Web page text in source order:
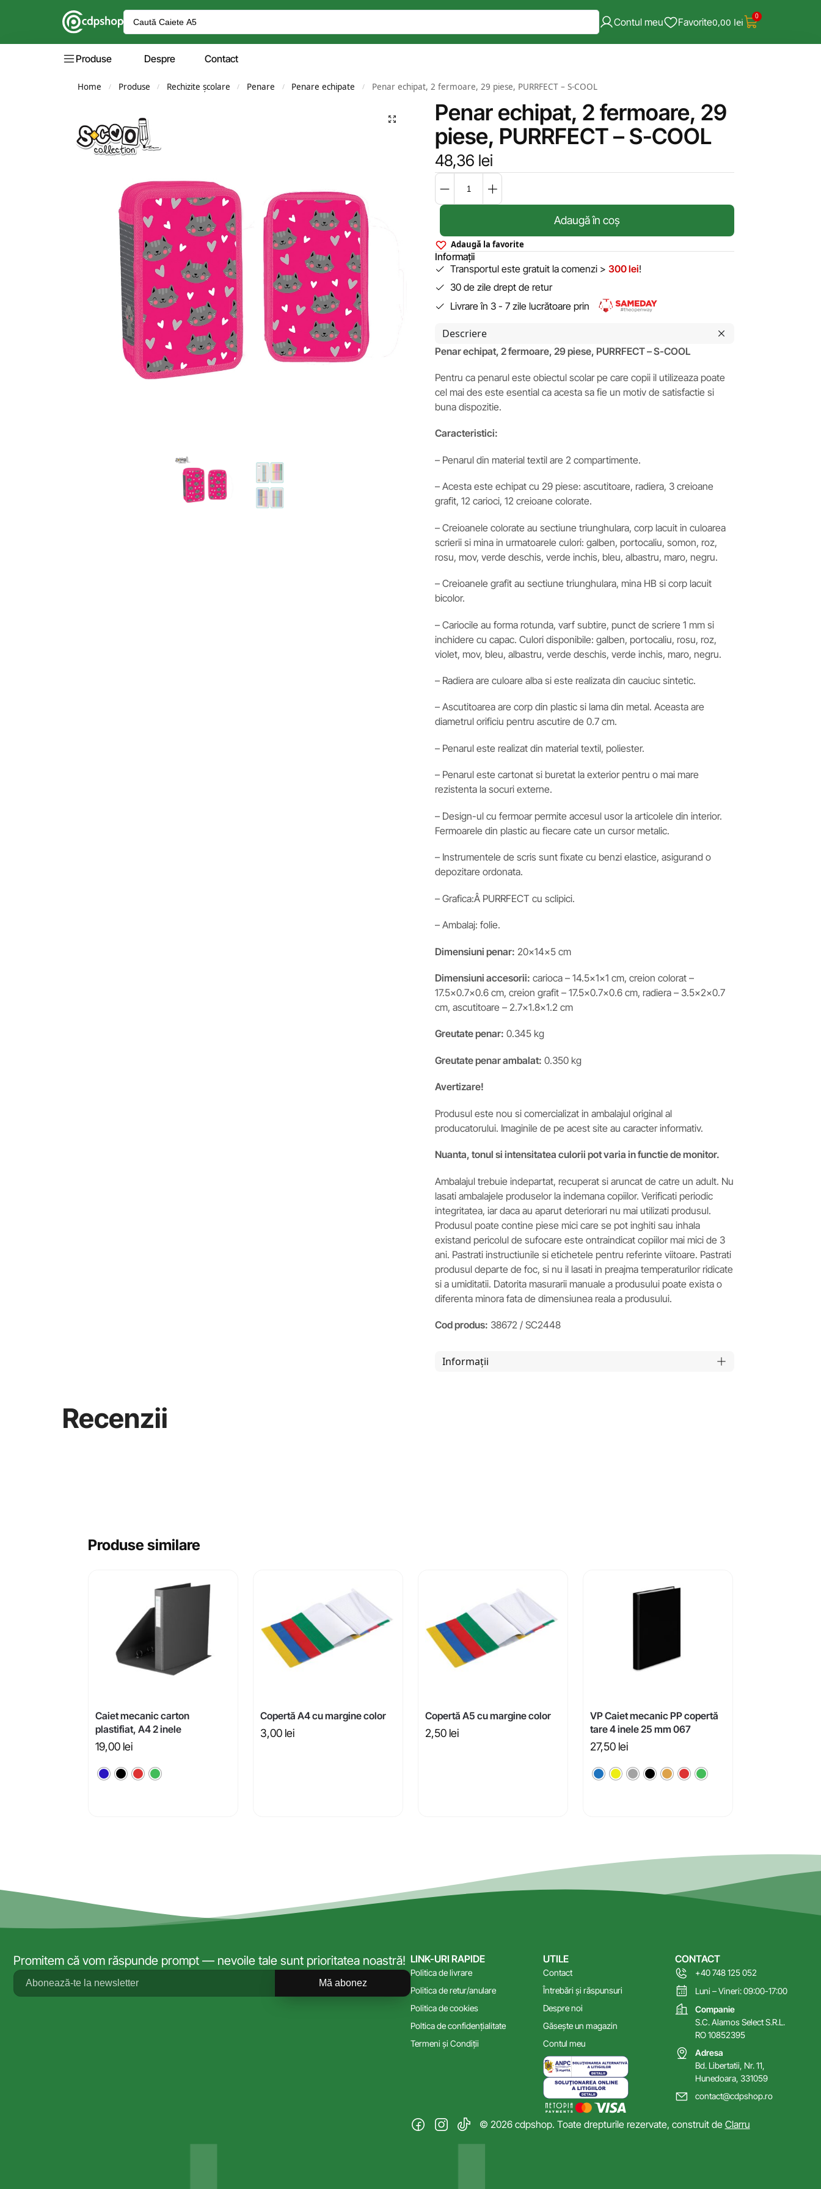
Contul meu Favorite0,00 lei 0
Produse Despre Contact
Home / Produse / Rechizite școlare / Penare / Penare echipate / Penar echipat, 2 fermoare, 29 piese, PURRFECT – S-COOL
Penar echipat, 2 fermoare, 29
piese, PURRFECT – S-COOL
48,36 lei
Adaugă în coș
Adaugă la favorite
Informații
Transportul este gratuit la comenzi > 300 lei!
30 de zile drept de retur
Livrare în 3 - 7 zile lucrătoare prin
Descriere
Penar echipat, 2 fermoare, 29 piese, PURRFECT – S-COOL
Pentru ca penarul este obiectul scolar pe care copii il utilizeaza poate
cel mai des este esential ca acesta sa fie un motiv de satisfactie si
buna dispozitie.
Caracteristici:
– Penarul din material textil are 2 compartimente.
– Acesta este echipat cu 29 piese: ascutitoare, radiera, 3 creioane
grafit, 12 carioci, 12 creioane colorate.
– Creioanele colorate au sectiune triunghulara, corp lacuit in culoarea
scrierii si mina in urmatoarele culori: galben, portocaliu, somon, roz,
rosu, mov, verde deschis, verde inchis, bleu, albastru, maro, negru.
– Creioanele grafit au sectiune triunghulara, mina HB si corp lacuit
bicolor.
– Cariocile au forma rotunda, varf subtire, punct de scriere 1 mm si
inchidere cu capac. Culori disponibile: galben, portocaliu, rosu, roz,
violet, mov, bleu, albastru, verde deschis, verde inchis, maro, negru.
– Radiera are culoare alba si este realizata din cauciuc sintetic.
– Ascutitoarea are corp din plastic si lama din metal. Aceasta are
diametrul orificiu pentru ascutire de 0.7 cm.
– Penarul este realizat din material textil, poliester.
– Penarul este cartonat si buretat la exterior pentru o mai mare
rezistenta la socuri externe.
– Design-ul cu fermoar permite accesul usor la articolele din interior.
Fermoarele din plastic au fiecare cate un cursor metalic.
– Instrumentele de scris sunt fixate cu benzi elastice, asigurand o
depozitare ordonata.
– Grafica:Â PURRFECT cu sclipici.
– Ambalaj: folie.
Dimensiuni penar: 20x14x5 cm
Dimensiuni accesorii: carioca – 14.5x1x1 cm, creion colorat –
17.5×0.7×0.6 cm, creion grafit – 17.5×0.7×0.6 cm, radiera – 3.5x2x0.7
cm, ascutitoare – 2.7×1.8×1.2 cm
Greutate penar: 0.345 kg
Greutate penar ambalat: 0.350 kg
Avertizare!
Produsul este nou si comercializat in ambalajul original al
producatorului. Imaginile de pe acest site au caracter informativ.
Nuanta, tonul si intensitatea culorii pot varia in functie de monitor.
Ambalajul trebuie indepartat, recuperat si aruncat de catre un adult. Nu
lasati ambalajele produselor la indemana copiilor. Verificati periodic
integritatea, iar daca au aparut deteriorari nu mai utilizati produsul.
Produsul poate contine piese mici care se pot inghiti sau inhala
existand pericolul de sufocare este ontraindicat copiilor mai mici de 3
ani. Pastrati instructiunile si etichetele pentru referinte viitoare. Pastrati
produsul departe de foc, si nu il lasati in preajma temperaturilor ridicate
si a umiditatii. Datorita masurarii manuale a produsului poate exista o
diferenta minora fata de dimensiunea reala a produsului.
Cod produs: 38672 / SC2448
Informații
Recenzii
Produse similare
Caiet mecanic carton
plastifiat, A4 2 inele
19,00 lei
Copertă A4 cu margine color
3,00 lei
Copertă A5 cu margine color
2,50 lei
VP Caiet mecanic PP copertă
tare 4 inele 25 mm 067
27,50 lei
Promitem că vom răspunde prompt — nevoile tale sunt prioritatea noastră!
Mă abonez
LINK-URI RAPIDE
Politica de livrare
Politica de retur/anulare
Politica de cookies
Poltica de confidențialitate
Termeni și Condiții
UTILE
Contact
Întrebări și răspunsuri
Despre noi
Găsește un magazin
Contul meu
CONTACT
+40 748 125 052
Luni – Vineri: 09:00-17:00
Companie
S.C. Alamos Select S.R.L.
RO 10852395
Adresa
Bd. Libertatii, Nr. 11,
Hunedoara, 331059
contact@cdpshop.ro
© 2026 cdpshop. Toate drepturile rezervate, construit de Clarru